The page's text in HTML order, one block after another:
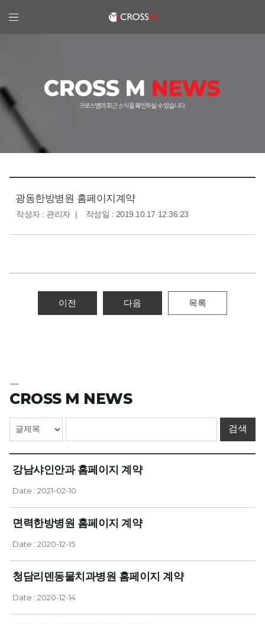
크로스엠
광동한방병원 홈페이지계약
작성자 : 관리자 작성일 : 2019.10.17 12:36:23
이전 다음 목록
CROSS M NEWS
강남샤인안과 홈페이지 계약
Date : 2021-02-10
면력한방병원 홈페이지 계약
Date : 2020-12-15
청담리덴동물치과병원 홈페이지 계약
Date : 2020-12-14